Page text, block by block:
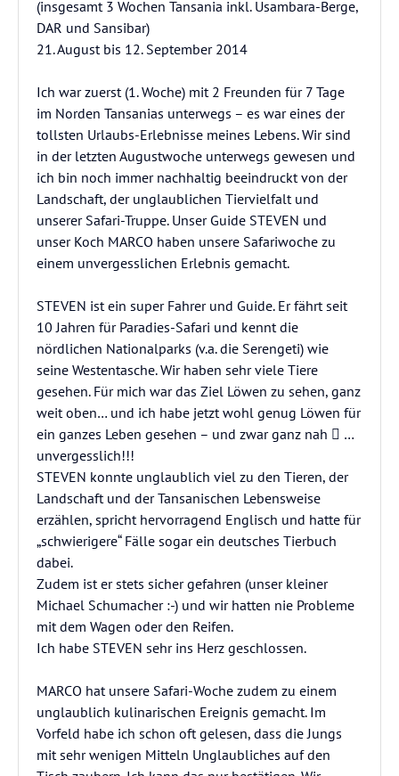
(insgesamt 3 Wochen Tansania inkl. Usambara-Berge,
DAR und Sansibar)
21. August bis 12. September 2014
Ich war zuerst (1. Woche) mit 2 Freunden für 7 Tage
im Norden Tansanias unterwegs – es war eines der
tollsten Urlaubs-Erlebnisse meines Lebens. Wir sind
in der letzten Augustwoche unterwegs gewesen und
ich bin noch immer nachhaltig beeindruckt von der
Landschaft, der unglaublichen Tiervielfalt und
unserer Safari-Truppe. Unser Guide STEVEN und
unser Koch MARCO haben unsere Safariwoche zu
einem unvergesslichen Erlebnis gemacht.
STEVEN ist ein super Fahrer und Guide. Er fährt seit
10 Jahren für Paradies-Safari und kennt die
nördlichen Nationalparks (v.a. die Serengeti) wie
seine Westentasche. Wir haben sehr viele Tiere
gesehen. Für mich war das Ziel Löwen zu sehen, ganz
weit oben… und ich habe jetzt wohl genug Löwen für
ein ganzes Leben gesehen – und zwar ganz nah  …
unvergesslich!!!
STEVEN konnte unglaublich viel zu den Tieren, der
Landschaft und der Tansanischen Lebensweise
erzählen, spricht hervorragend Englisch und hatte für
„schwierigere“ Fälle sogar ein deutsches Tierbuch
dabei.
Zudem ist er stets sicher gefahren (unser kleiner
Michael Schumacher :-) und wir hatten nie Probleme
mit dem Wagen oder den Reifen.
Ich habe STEVEN sehr ins Herz geschlossen.
MARCO hat unsere Safari-Woche zudem zu einem
unglaublich kulinarischen Ereignis gemacht. Im
Vorfeld habe ich schon oft gelesen, dass die Jungs
mit sehr wenigen Mitteln Unglaubliches auf den